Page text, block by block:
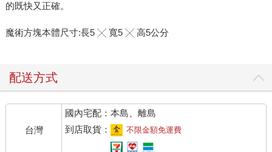
的既快又正確。
魔術方塊本體尺寸:長5 ╳ 寬5 ╳ 高5公分
配送方式
台灣
國內宅配：本島、離島
到店取貨：
不限金額免運費